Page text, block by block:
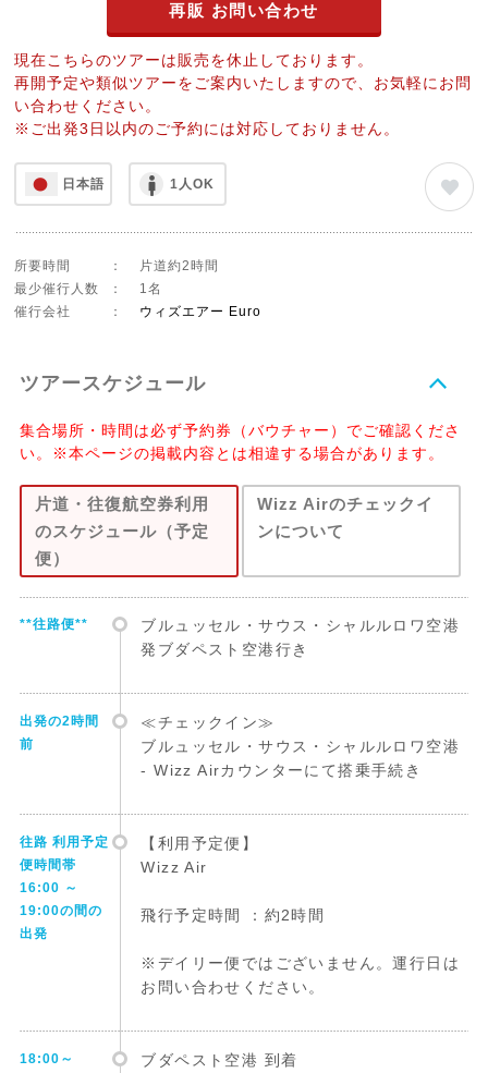
再販 お問い合わせ
現在こちらのツアーは販売を休止しております。
再開予定や類似ツアーをご案内いたしますので、お気軽にお問
い合わせください。
※ご出発3日以内のご予約には対応しておりません。
日本語 1人OK
所要時間 ：
片道約2時間
最少催行人数
：
1名
催行会社
： ウィズエアー Euro
ツアースケジュール
集合場所・時間は必ず予約券（バウチャー）でご確認くださ
い。※本ページの掲載内容とは相違する場合があります。
片道・往復航空券利用
のスケジュール（予定
便）
**往路便**
ブルュッセル・サウス・シャルルロワ空港
発ブダペスト空港行き
出発の2時間
前
≪チェックイン≫
ブルュッセル・サウス・シャルルロワ空港
- Wizz Airカウンターにて搭乗手続き
往路 利用予定
便時間帯
16:00 ～
19:00の間の
出発
【利用予定便】
Wizz Air
飛行予定時間 ：約2時間
※デイリー便ではございません。運行日は
お問い合わせください。
18:00～
ブダペスト空港 到着
Wizz Airのチェックイ
ンについて